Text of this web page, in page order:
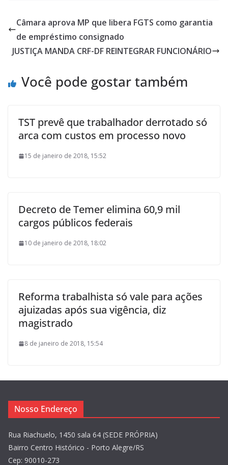
Câmara aprova MP que libera FGTS como garantia
de empréstimo consignado
JUSTIÇA MANDA CRF-DF REINTEGRAR FUNCIONÁRIO
Você pode gostar também
TST prevê que trabalhador derrotado só
arca com custos em processo novo
15 de janeiro de 2018, 15:52
Decreto de Temer elimina 60,9 mil
cargos públicos federais
10 de janeiro de 2018, 18:02
Reforma trabalhista só vale para ações
ajuizadas após sua vigência, diz
magistrado
8 de janeiro de 2018, 15:54
Nosso Endereço
Rua Riachuelo, 1450 sala 64 (SEDE PRÓPRIA)
Bairro Centro Histórico - Porto Alegre/RS
Cep: 90010-273